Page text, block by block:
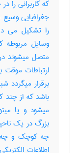
که کاربرانی
جغرافیایی
را تشکیل می
وسایل مربوطه
متصل میشوند در
ارتباطات موقت
برقرار
باشد که از چند
میشود و یا
بزرگ در یک
چه کوچک و چه
اطلاعات